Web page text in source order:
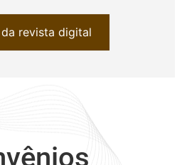
revista digital